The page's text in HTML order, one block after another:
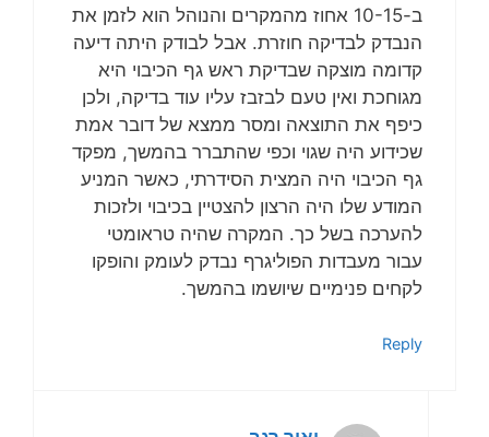
ב-10-15 אחוז מהמקרים והנוהל הוא לזמן את
הנבדק לבדיקה חוזרת. אבל לבודק היתה דיעה
קדומה מוצקה שבדיקת ראש גף הכיבוי היא
מגוחכת ואין טעם לבזבז עליו עוד בדיקה, ולכן
כיפף את התוצאה ומסר ממצא של דובר אמת
שכידוע היה שגוי וכפי שהתברר בהמשך, מפקד
גף הכיבוי היה המצית הסידרתי, כאשר המניע
המודע שלו היה הרצון להצטיין בכיבוי ולזכות
להערכה בשל כך. המקרה שהיה טראומטי
עבור מעבדות הפוליגרף נבדק לעומק והופקו
לקחים פנימיים שיושמו בהמשך.
Reply